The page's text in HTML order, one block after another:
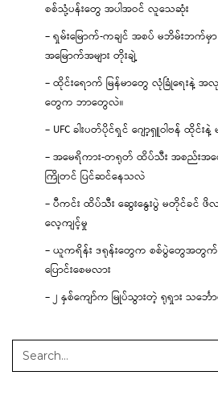
စစ်သုံ့ပန်းတွေ အပါအဝင် လူသေဆုံး
– ရှမ်းမြောက်-ကချင် အစပ် မဘိမ်းဘက်
အမြောက်အများ တိုးချဲ့
– ထိုင်းရောက် မြန်မာတွေ လုံခြုံရေး
တွေက ဘာတွေလဲ။
– UFC ခါးပတ်ပိုင်ရှင် ဂျော့ရှူဝါဗန် ထိုင်
– အမေရိကား-တရုတ် ထိပ်သီး အစည်းအ
ကြိုတင် ပြင်ဆင်နေသလဲ
– ပီကင်း ထိပ်သီး ဆွေးနွေးပွဲ မတိုင်ခင်
လေ့ကျင့်မှု
– ယူကရိန်း ဒရုန်းတွေက စစ်ပွဲတွေအတွ
ပြောင်းစေမလား
– ၂ နှစ်ကျော်က မြုပ်သွားတဲ့ ရုရှား သင်္ဘ